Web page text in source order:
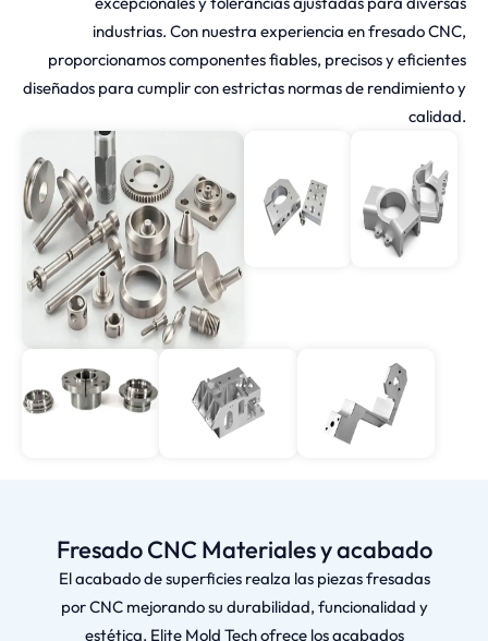
industrias. Con nuestra experiencia en fresado CNC,
proporcionamos componentes fiables, precisos y eficientes
diseñados para cumplir con estrictas normas de rendimiento y
calidad.
Fresado CNC Materiales y acabado
El acabado de superficies realza las piezas fresadas
por CNC mejorando su durabilidad, funcionalidad y
estética. Elite Mold Tech ofrece los acabados